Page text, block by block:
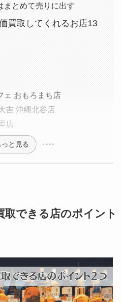
まとめて売りに出す
買取してくれるお店13
ェ おもろまち店
吉 沖縄北谷店
店
っと見る
取できる店のポイント